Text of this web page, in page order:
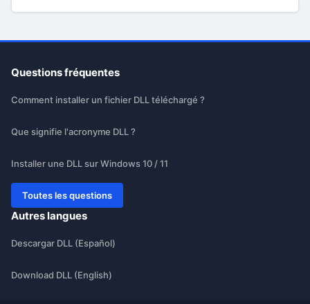
Questions fréquentes
Comment installer un fichier DLL téléchargé ?
Que signifie l'acronyme DLL ?
Installer une DLL sur Windows 10 / 11
Toutes les questions
Autres langues
Descargar DLL (Español)
Download DLL (English)